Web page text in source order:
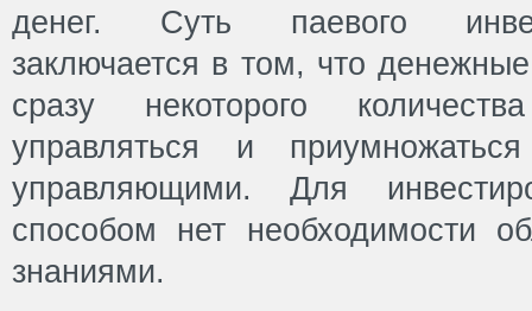
денег. Суть паевого
заключается в том, что
сразу некоторого
управляться и
управляющими. Для
способом нет необходимости
знаниями.